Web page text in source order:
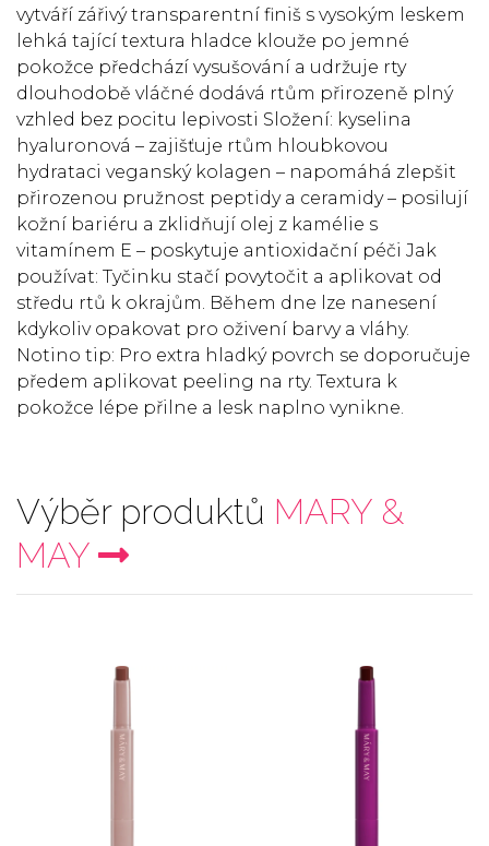
vytváří zářivý transparentní finiš s vysokým leskem
lehká tající textura hladce klouže po jemné
pokožce předchází vysušování a udržuje rty
dlouhodobě vláčné dodává rtům přirozeně plný
vzhled bez pocitu lepivosti Složení: kyselina
hyaluronová – zajišťuje rtům hloubkovou
hydrataci veganský kolagen – napomáhá zlepšit
přirozenou pružnost peptidy a ceramidy – posilují
kožní bariéru a zklidňují olej z kamélie s
vitamínem E – poskytuje antioxidační péči Jak
používat: Tyčinku stačí povytočit a aplikovat od
středu rtů k okrajům. Během dne lze nanesení
kdykoliv opakovat pro oživení barvy a vláhy.
Notino tip: Pro extra hladký povrch se doporučuje
předem aplikovat peeling na rty. Textura k
pokožce lépe přilne a lesk naplno vynikne.
Výběr produktů MARY &
MAY